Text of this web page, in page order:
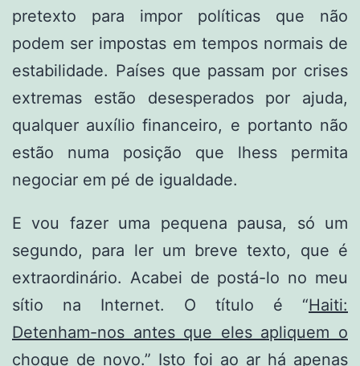
pretexto para impor políticas que não
podem ser impostas em tempos normais de
estabilidade. Países que passam por crises
extremas estão desesperados por ajuda,
qualquer auxílio financeiro, e portanto não
estão numa posição que lhess permita
negociar em pé de igualdade.
E vou fazer uma pequena pausa, só um
segundo, para ler um breve texto, que é
extraordinário. Acabei de postá-lo no meu
sítio na Internet. O título é “Haiti:
Detenham-nos antes que eles apliquem o
choque de novo.” Isto foi ao ar há apenas